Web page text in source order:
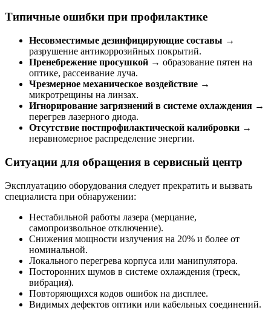
Типичные ошибки при профилактике
Несовместимые дезинфицирующие составы →
разрушение антикоррозийных покрытий.
Пренебрежение просушкой → образование пятен на
оптике, рассеивание луча.
Чрезмерное механическое воздействие →
микротрещины на линзах.
Игнорирование загрязнений в системе охлаждения →
перегрев лазерного диода.
Отсутствие постпрофилактической калибровки →
неравномерное распределение энергии.
Ситуации для обращения в сервисный центр
Эксплуатацию оборудования следует прекратить и вызвать
специалиста при обнаружении:
Нестабильной работы лазера (мерцание,
самопроизвольное отключение).
Снижения мощности излучения на 20% и более от
номинальной.
Локального перегрева корпуса или манипулятора.
Посторонних шумов в системе охлаждения (треск,
вибрация).
Повторяющихся кодов ошибок на дисплее.
Видимых дефектов оптики или кабельных соединений.